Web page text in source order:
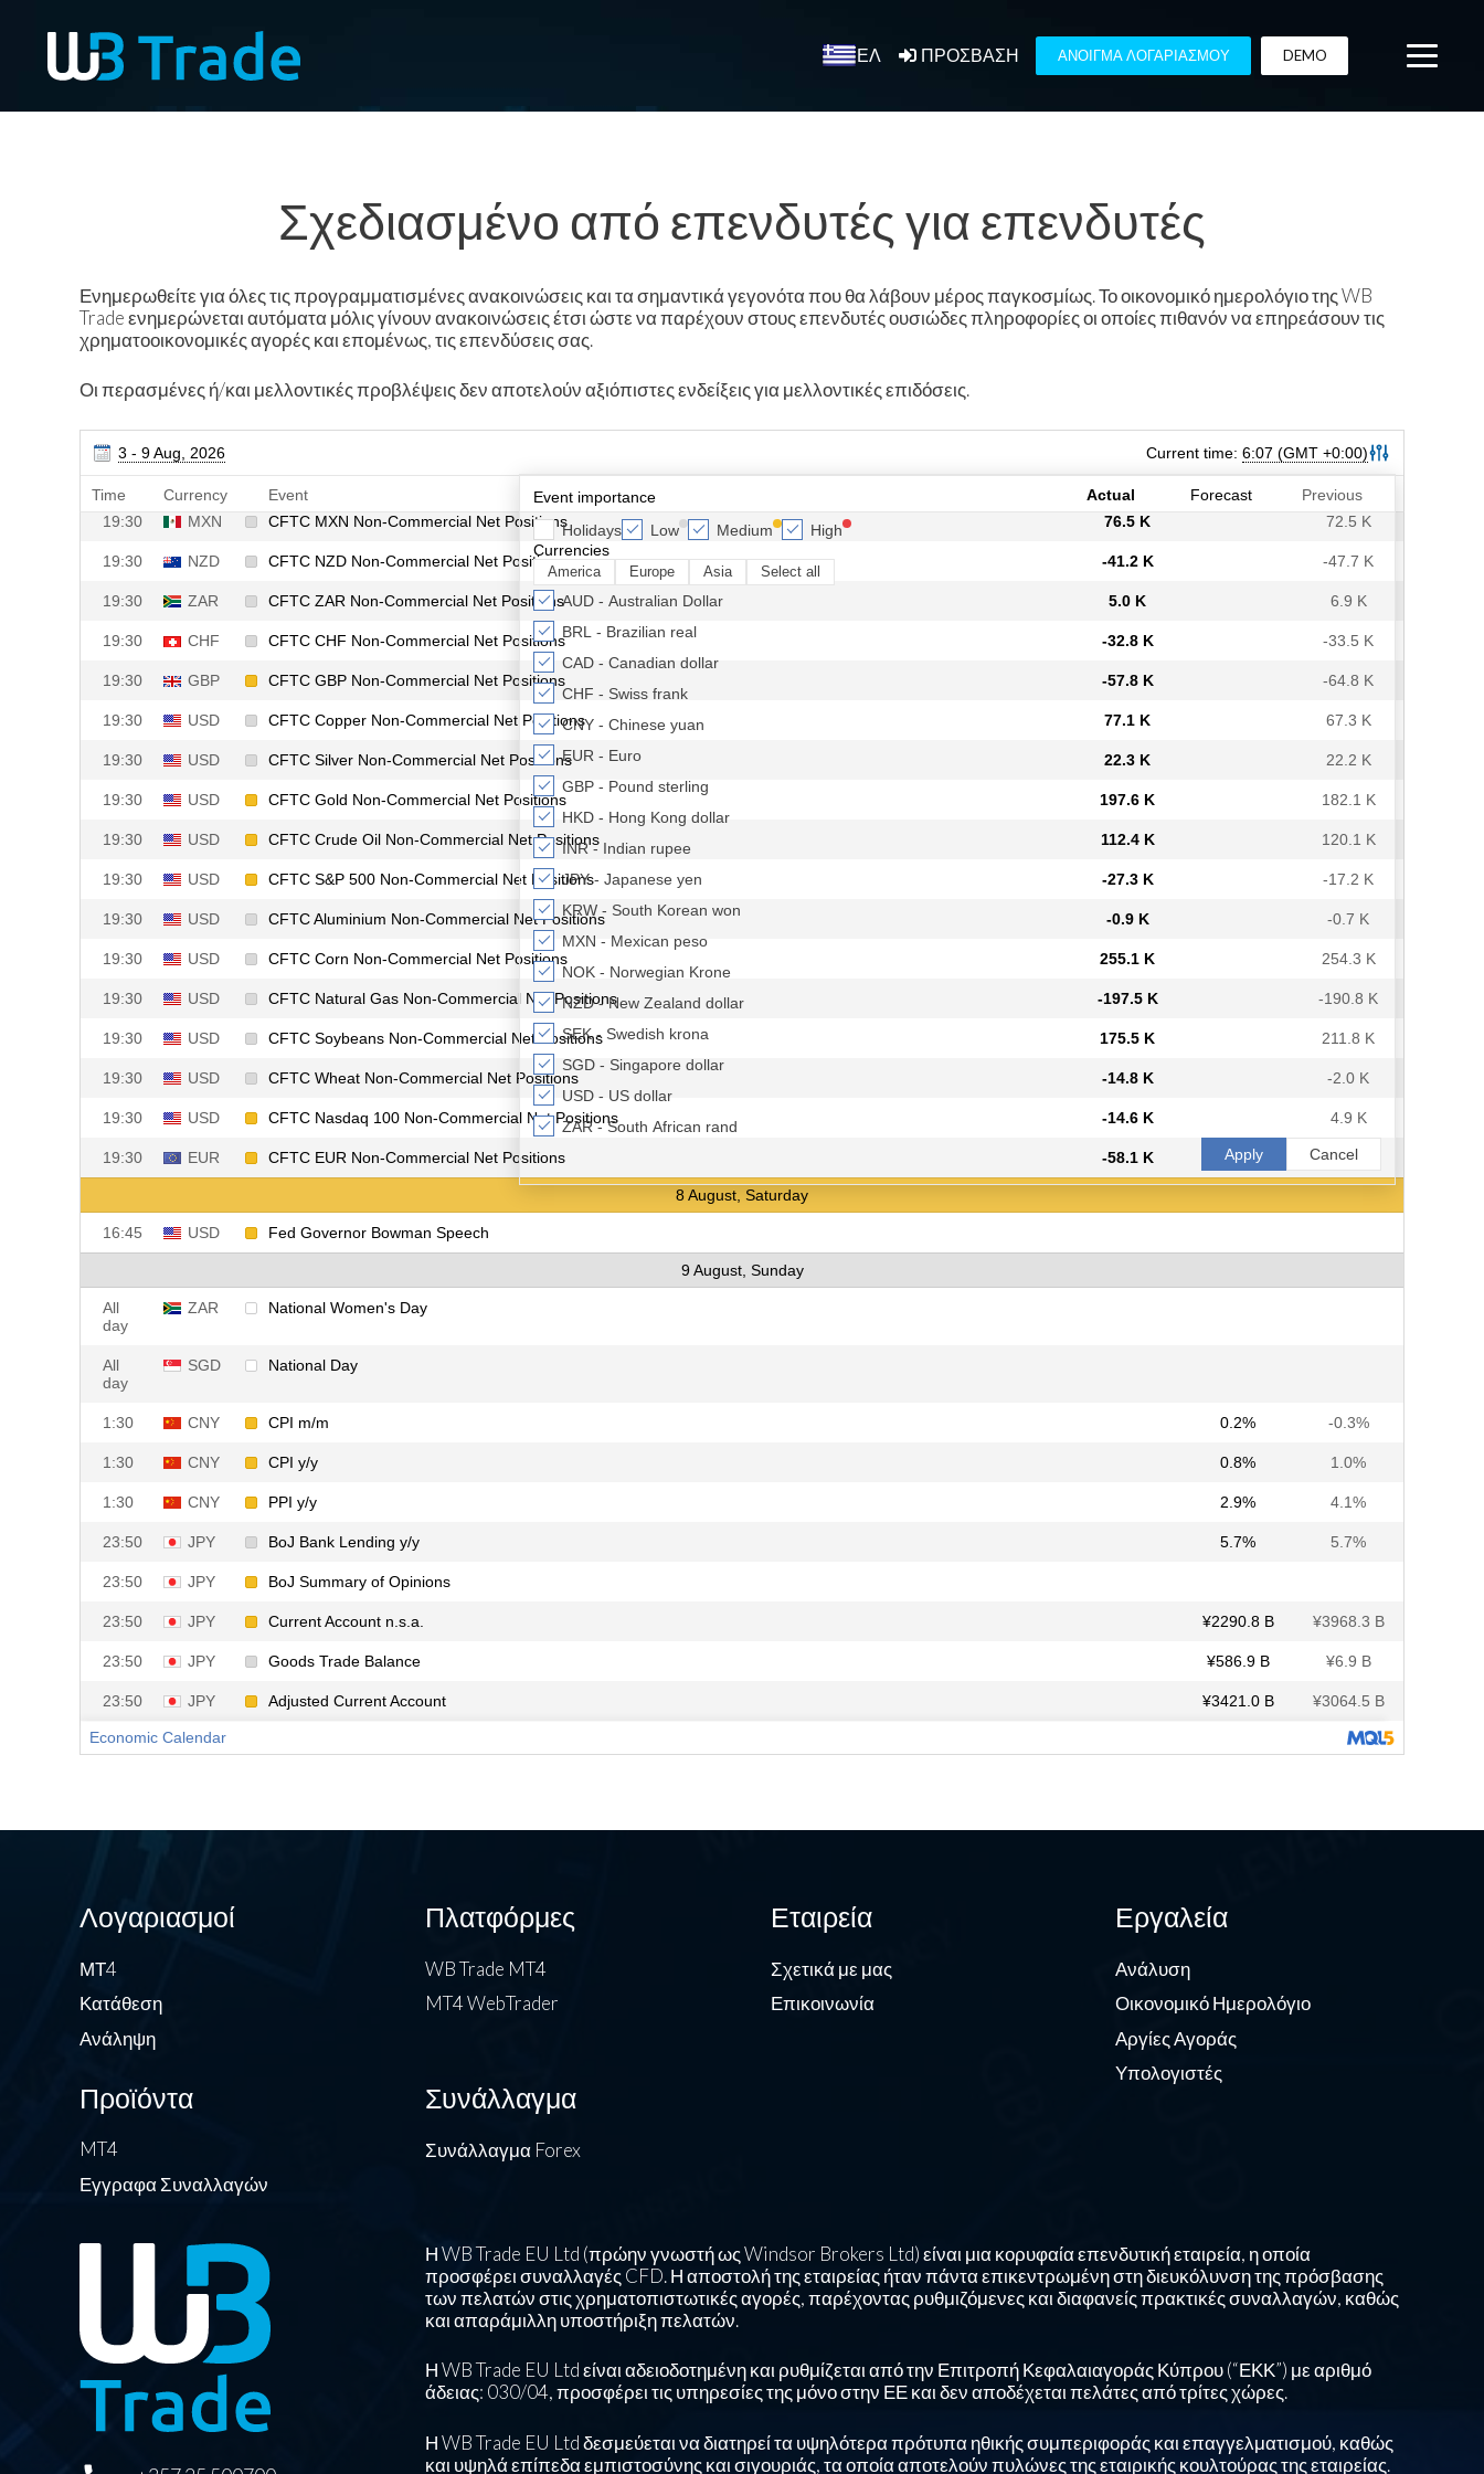
ΕΛ ΠΡΟΣΒΑΣΗ ΑΝΟΙΓΜΑ ΛΟΓΑΡΙΑΣΜΟΥ DEMO
Σχεδιασμένο από επενδυτές για επενδυτές
Ενημερωθείτε για όλες τις προγραμματισμένες ανακοινώσεις και τα σημαντικά γεγονότα που θα λάβουν μέρος παγκοσμίως. Το οικονομικό ημερολόγιο τηςWB
Tradeενημερώνεται αυτόματα μόλις γίνουν ανακοινώσεις έτσι ώστε να παρέχουν στους επενδυτές ουσιώδες πληροφορίες οι οποίες πιθανόν να επηρεάσουν τις
χρηματοοικονομικές αγορές και επομένως, τις επενδύσεις σας.
Οι περασμένες ή/και μελλοντικές προβλέψεις δεν αποτελούν αξιόπιστες ενδείξεις για μελλοντικές επιδόσεις.
Λογαριασμοί
ΜΤ4
Κατάθεση
Ανάληψη
Προϊόντα
MT4
Εγγραφα Συναλλαγών
Πλατφόρμες
WB Trade MT4
MT4 WebTrader
Συνάλλαγμα
Συνάλλαγμα Forex
Εταιρεία
Σχετικά με μας
Επικοινωνία
Εργαλεία
Ανάλυση
Οικονομικό Ημερολόγιο
Αργίες Αγοράς
Υπολογιστές
Η WB Trade EU Ltd (πρώην γνωστή ως Windsor Brokers Ltd) είναι μια κορυφαία επενδυτική εταιρεία, η οποία
προσφέρει συναλλαγές CFD. Η αποστολή της εταιρείας ήταν πάντα επικεντρωμένη στη διευκόλυνση της πρόσβασης
των πελατών στις χρηματοπιστωτικές αγορές, παρέχοντας ρυθμιζόμενες και διαφανείς πρακτικές συναλλαγών, καθώς
και απαράμιλλη υποστήριξη πελατών.
Η WB Trade EU Ltd είναι αδειοδοτημένη και ρυθμίζεται από την Επιτροπή Κεφαλαιαγοράς Κύπρου (“ΕΚΚ”) με αριθμό
άδειας: 030/04, προσφέρει τις υπηρεσίες της μόνο στην ΕΕ και δεν αποδέχεται πελάτες από τρίτες χώρες.
Η WB Trade EU Ltd δεσμεύεται να διατηρεί τα υψηλότερα πρότυπα ηθικής συμπεριφοράς και επαγγελματισμού, καθώς
και υψηλά επίπεδα εμπιστοσύνης και σιγουριάς, τα οποία αποτελούν πυλώνες της εταιρικής κουλτούρας της εταιρείας.